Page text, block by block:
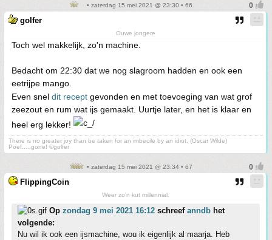
• zaterdag 15 mei 2021 @ 23:30 • 66
golfer
Ouwe jongere
Toch wel makkelijk, zo'n machine.
Bedacht om 22:30 dat we nog slagroom hadden en ook een
eetrijpe mango.
Even snel dit recept gevonden en met toevoeging van wat grof
zeezout en rum wat ijs gemaakt. Uurtje later, en het is klaar en
heel erg lekker!
There is no greater joy than be taken for an imbecile by an idiot. (Oscar Wilde)
Poef.....gone! ©golfer
• zaterdag 15 mei 2021 @ 23:34 • 67
FlippingCoin
Weer zo'n kut millennial.
Op zondag 9 mei 2021 16:12 schreef anndb het
volgende:
Nu wil ik ook een ijsmachine, wou ik eigenlijk al maarja. Heb